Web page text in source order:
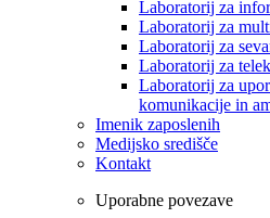
Laboratorij za
Laboratorij za
Laboratorij za
Laboratorij za
Laboratorij za
komunikacije in
Imenik zaposlenih
Medijsko središče
Kontakt
Uporabne povezave